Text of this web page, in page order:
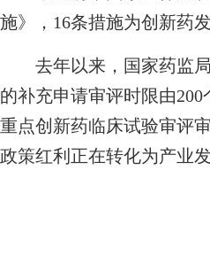
施》，16条措施为创新药
去年以来，国家药监局
的补充申请审评时限由
重点创新药临床试验审评
政策红利正在转化为产业